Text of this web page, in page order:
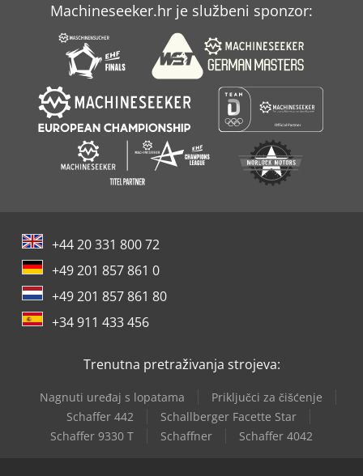
Machineseeker.hr je službeni sponzor:
+44 20 331 800 72
+49 201 857 861 0
+49 201 857 861 80
+34 911 433 456
Trenutna pretraživanja strojeva:
Nagnuti uređaj s lopatama
Priključci za čišćenje
Schaffer 442
Schallberger Facette Star
Schaffer 9330 T
Schaffner Schaffer 4042